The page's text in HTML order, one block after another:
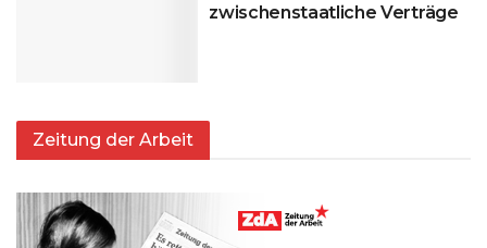
zwischenstaatliche Verträge
Zeitung der Arbeit